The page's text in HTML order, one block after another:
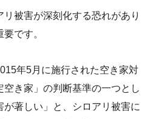
被害が深刻化する恐れがあり
です。
年5月に施行された空き家対
き家」の判断基準の一つとし
著しい」と、シロアリ被害に